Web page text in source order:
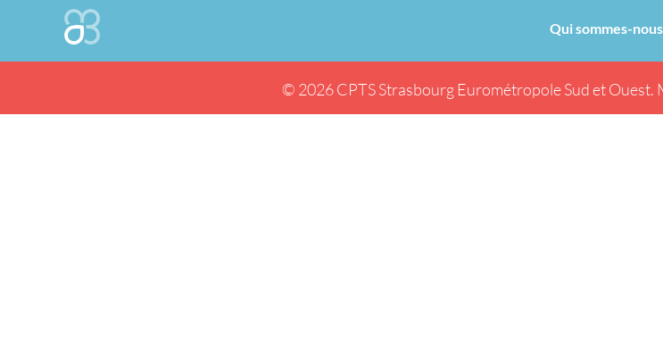
Qui sommes-
© 2026 CPTS Strasbourg Eurométropole Sud et Ouest.